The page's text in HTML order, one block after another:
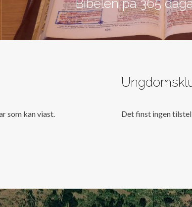
Bibelen på 365
som kan viast. Det finst ingen